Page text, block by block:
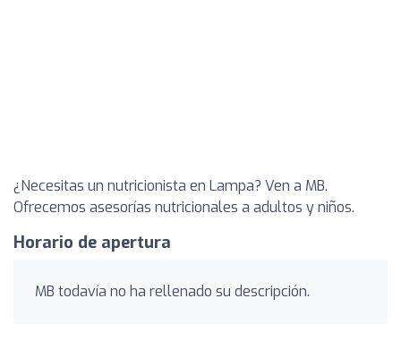
¿Necesitas un nutricionista en Lampa? Ven a MB.
Ofrecemos asesorías nutricionales a adultos y niños.
Horario de apertura
MB todavía no ha rellenado su descripción.